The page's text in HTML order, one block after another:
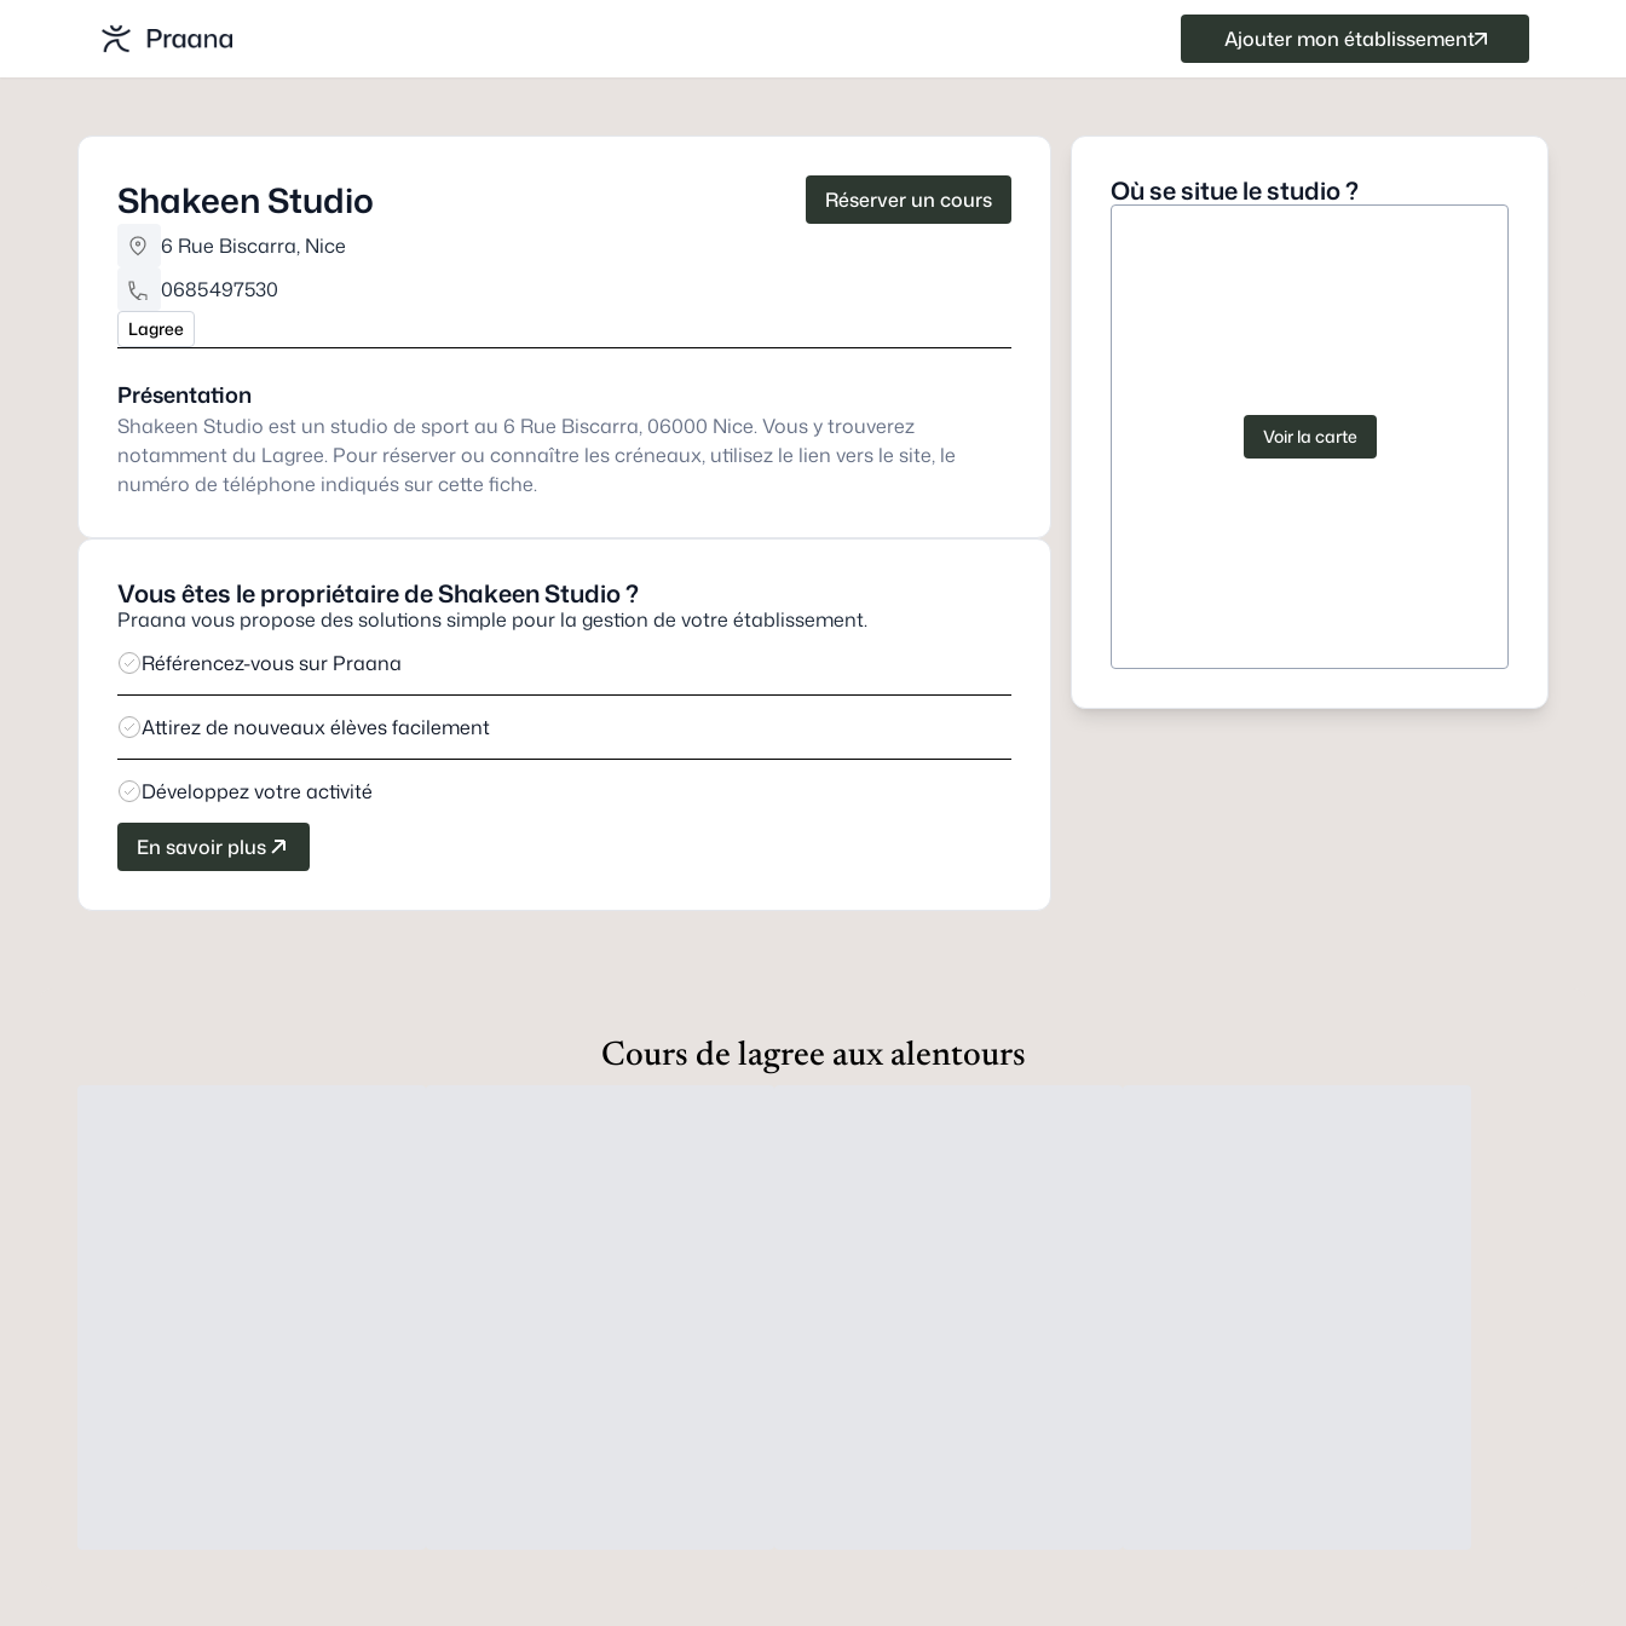
Ajouter mon établissement
Shakeen Studio
Réserver un cours
6 Rue Biscarra, Nice
0685497530
Lagree
Présentation
Shakeen Studio est un studio de sport au 6 Rue Biscarra, 06000 Nice. Vous y trouverez
notamment du Lagree. Pour réserver ou connaître les créneaux, utilisez le lien vers le site, le
numéro de téléphone indiqués sur cette fiche.
Vous êtes le propriétaire deShakeen Studio?
Praana vous propose des solutions simple pour la gestion de votre établissement.
Référencez-vous sur Praana
Attirez de nouveaux élèves facilement
Développez votre activité
En savoir plus
Où se situe le studio ?
Voir la carte
Cours de lagree aux alentours